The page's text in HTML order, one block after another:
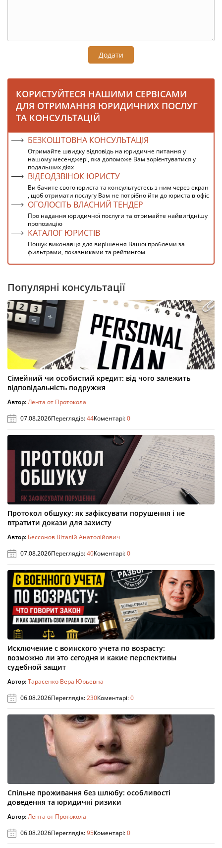
Додати
КОРИСТУЙТЕСЯ НАШИМИ СЕРВІСАМИ
ДЛЯ ОТРИМАННЯ ЮРИДИЧНИХ ПОСЛУГ
ТА КОНСУЛЬТАЦІЙ
БЕЗКОШТОВНА КОНСУЛЬТАЦІЯ
Отримайте швидку відповідь на юридичне питання у
нашому месенджері, яка допоможе Вам зорієнтуватися у
подальших діях
ВІДЕОДЗВІНОК ЮРИСТУ
Ви бачите свого юриста та консультуєтесь з ним через екран
, щоб отримати послугу Вам не потрібно йти до юриста в офіс
ОГОЛОСІТЬ ВЛАСНИЙ ТЕНДЕР
Про надання юридичної послуги та отримайте найвигіднішу
пропозицію
КАТАЛОГ ЮРИСТІВ
Пошук виконавця для вирішення Вашої проблеми за
фильтрами, показниками та рейтингом
Популярні консультації
Сімейний чи особистий кредит: від чого залежить
відповідальність подружжя
Автор:Лента от Протокола
07.08.2026Переглядів:44Коментарі:0
Протокол обшуку: як зафіксувати порушення і не
втратити докази для захисту
Автор: Бессонов Віталій Анатолійович
07.08.2026Переглядів:40Коментарі:0
Исключение с воинского учета по возрасту:
возможно ли это сегодня и какие перспективы
судебной защит
Автор:Тарасенко Вера Юрьевна
06.08.2026Переглядів:230Коментарі:0
Спільне проживання без шлюбу: особливості
доведення та юридичні ризики
Автор:Лента от Протокола
06.08.2026Переглядів:95Коментарі:0